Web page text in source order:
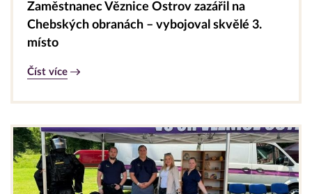
Zaměstnanec Věznice Ostrov zazářil na
Chebských obranách – vybojoval skvělé 3.
místo
Číst více